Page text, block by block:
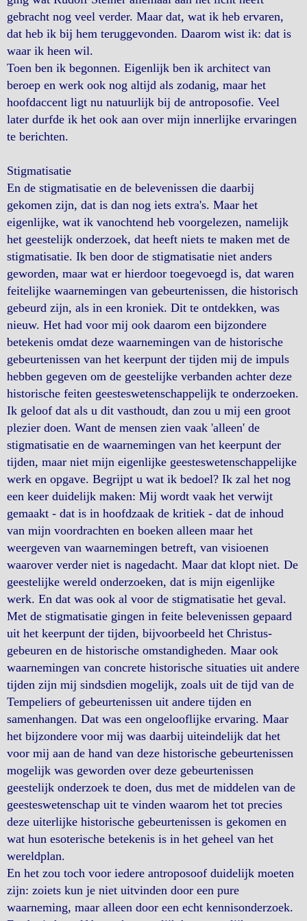
gebracht nog veel verder. Maar dat, wat ik heb ervaren,
dat heb ik bij hem teruggevonden. Daarom wist ik: dat is
waar ik heen wil.
Toen ben ik begonnen. Eigenlijk ben ik architect van
beroep en werk ook nog altijd als zodanig, maar het
hoofdaccent ligt nu natuurlijk bij de antroposofie. Veel
later durfde ik het ook aan over mijn innerlijke ervaringen
te berichten.
Stigmatisatie
En de stigmatisatie en de belevenissen die daarbij
gekomen zijn, dat is dan nog iets extra's. Maar het
eigenlijke, wat ik vanochtend heb voorgelezen, namelijk
het geestelijk onderzoek, dat heeft niets te maken met de
stigmatisatie. Ik ben door de stigmatisatie niet anders
geworden, maar wat er hierdoor toegevoegd is, dat waren
feitelijke waarnemingen van gebeurtenissen, die historisch
gebeurd zijn, als in een kroniek. Dit te ontdekken, was
nieuw. Het had voor mij ook daarom een bijzondere
betekenis omdat deze waarnemingen van de historische
gebeurtenissen van het keerpunt der tijden mij de impuls
hebben gegeven om de geestelijke verbanden achter deze
historische feiten geesteswetenschappelijk te onderzoeken.
Ik geloof dat als u dit vasthoudt, dan zou u mij een groot
plezier doen. Want de mensen zien vaak 'alleen' de
stigmatisatie en de waarnemingen van het keerpunt der
tijden, maar niet mijn eigenlijke geesteswetenschappelijke
werk en opgave. Begrijpt u wat ik bedoel? Ik zal het nog
een keer duidelijk maken: Mij wordt vaak het verwijt
gemaakt - dat is in hoofdzaak de kritiek - dat de inhoud
van mijn voordrachten en boeken alleen maar het
weergeven van waarnemingen betreft, van visioenen
waarover verder niet is nagedacht. Maar dat klopt niet. De
geestelijke wereld onderzoeken, dat is mijn eigenlijke
werk. En dat was ook al voor de stigmatisatie het geval.
Met de stigmatisatie gingen in feite belevenissen gepaard
uit het keerpunt der tijden, bijvoorbeeld het Christus-
gebeuren en de historische omstandigheden. Maar ook
waarnemingen van concrete historische situaties uit andere
tijden zijn mij sindsdien mogelijk, zoals uit de tijd van de
Tempeliers of gebeurtenissen uit andere tijden en
samenhangen. Dat was een ongelooflijke ervaring. Maar
het bijzondere voor mij was daarbij uiteindelijk dat het
voor mij aan de hand van deze historische gebeurtenissen
mogelijk was geworden over deze gebeurtenissen
geestelijk onderzoek te doen, dus met de middelen van de
geesteswetenschap uit te vinden waarom het tot precies
deze uiterlijke historische gebeurtenissen is gekomen en
wat hun esoterische betekenis is in het geheel van het
wereldplan.
En het zou toch voor iedere antroposoof duidelijk moeten
zijn: zoiets kun je niet uitvinden door een pure
waarneming, maar alleen door een echt kennisonderzoek.